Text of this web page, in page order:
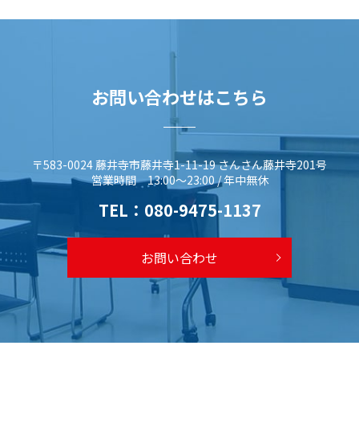
お問い合わせはこちら
〒583-0024 藤井寺市藤井寺1-11-19 さんさん藤井寺201号
営業時間 13:00～23:00 / 年中無休
TEL： 080-9475-1137
お問い合わせ